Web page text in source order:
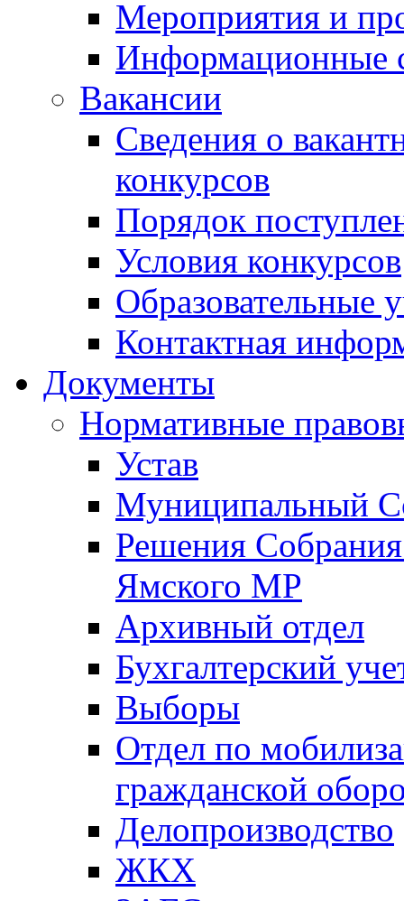
Мероприятия и
Информационные
Вакансии
Сведения о
конкурсов
Порядок
Условия конкурсов
Образовательные
Контактная
Документы
Нормативные
Устав
Муниципальный
Решения
Ямского МР
Архивный отдел
Бухгалтерский
Выборы
Отдел по
гражданской
Делопроизводство
ЖКХ